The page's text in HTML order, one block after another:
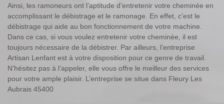
Ainsi, les ramoneurs ont l’aptitude d’entretenir votre cheminée en
accomplissant le débistrage et le ramonage. En effet, c’est le
débistrage qui aide au bon fonctionnement de votre machine.
Dans ce cas, si vous voulez entretenir votre cheminée, il est
toujours nécessaire de la débistrer. Par ailleurs, l’entreprise
Artisan Lenfant est à votre disposition pour ce genre de travail.
N’hésitez pas à l’appeler, elle vous offre le meilleur des services
pour votre ample plaisir. L’entreprise se situe dans Fleury Les
Aubrais 45400